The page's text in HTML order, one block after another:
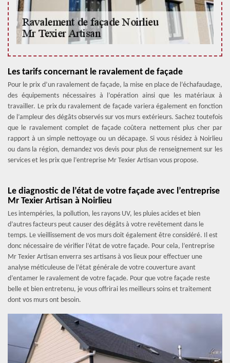
Les tarifs concernant le ravalement de façade
Pour le prix d’un ravalement de façade, la mise en place de l’échafaudage,
des équipements nécessaires à l’opération ainsi que les matériaux à
travailler. Le prix du ravalement de façade variera également en fonction
de l’ampleur des dégâts observés sur vos murs extérieurs. Sachez toutefois
que le ravalement complet de façade coûtera nettement plus cher par
rapport à un simple nettoyage ou un décapage. Si vous résidez à Noirlieu
ou dans la région, demandez vos devis pour plus de renseignement sur les
services et les prix que l’entreprise Mr Texier Artisan vous propose.
Le diagnostic de l’état de votre façade avec l’entreprise
Mr Texier Artisan à Noirlieu
Les intempéries, la pollution, les rayons UV, les pluies acides et bien
d’autres facteurs peut causer des dégâts à votre revêtement dans le
temps. Le vieillissement de vos murs doit également être considéré. Il est
donc nécessaire de vérifier l’état de votre façade. Pour cela, l’entreprise
Mr Texier Artisan enverra ses artisans à vos lieux pour effectuer une
analyse méticuleuse de l’état générale de votre couverture avant
d’entamer le ravalement de votre façade. Pour que votre façade reste
belle et bien entretenu, je vous offrirai les meilleurs soins et traitement
dont vos murs ont besoin.